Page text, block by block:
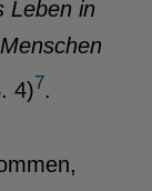
Leben in
4)7.